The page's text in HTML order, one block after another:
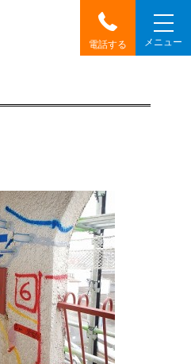
電話する メニュー